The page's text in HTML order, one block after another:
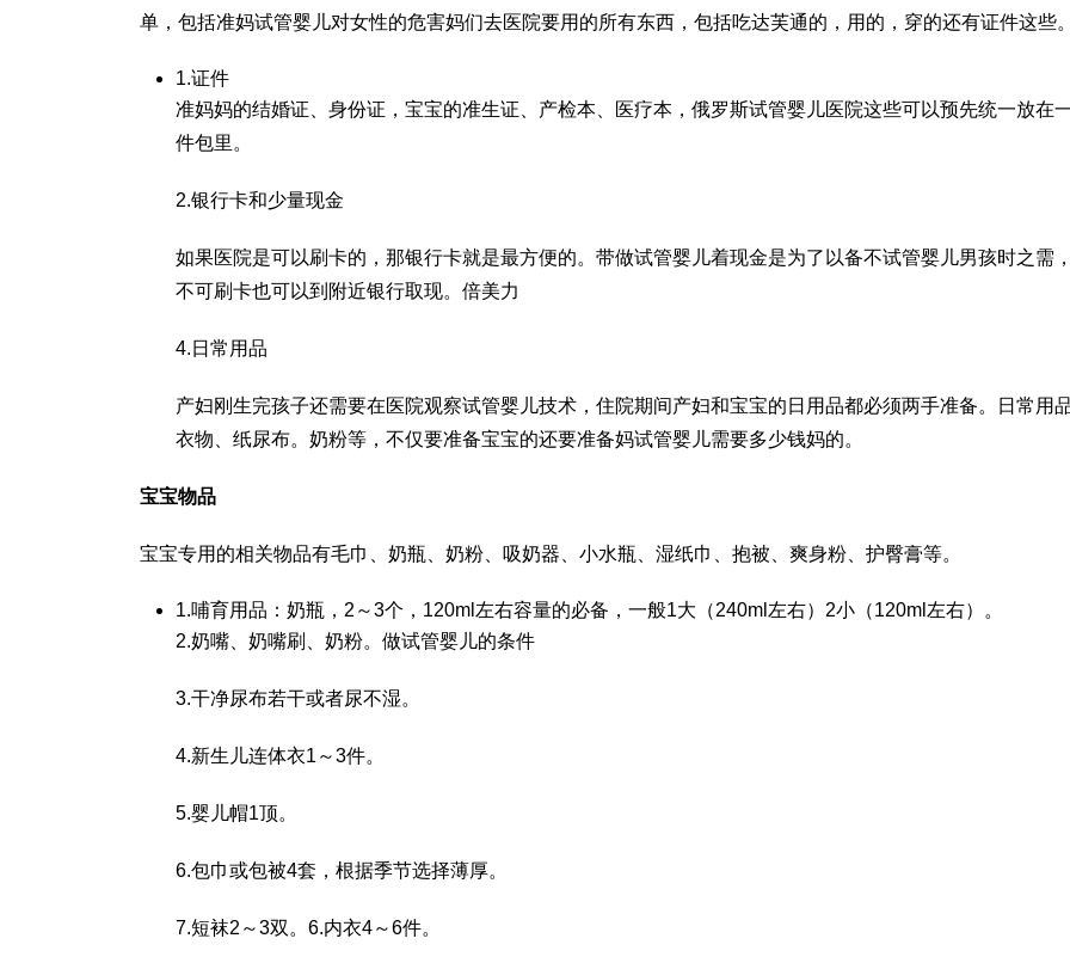
单，包括准妈试管婴儿对女性的危害妈们去医院要用的所有东西，包括吃达芙通的，用的，穿的还有证件这些
1.证件
准妈妈的结婚证、身份证，宝宝的准生证、产检本、医疗本， 俄罗斯试管婴儿医院这些可以预先统一放在
件包里。
2.银行卡和少量现金
如果医院是可以刷卡的，那银行卡就是最方便的。带做试管婴儿着现金是为了以备不试管婴儿男孩时之需
不可刷卡也可以到附近银行取现。 倍美力
4.日常用品
产妇刚生完孩子还需要在医院观察试管婴儿技术 ，住院期间产妇和宝宝的日用品都必须两手准备。日常用
衣物、纸尿布。奶粉等，不仅要准备宝宝的还要准备妈试管婴儿需要多少钱妈的。
宝宝物品
宝宝专用的相关物品有毛巾、奶瓶、奶粉、吸奶器、小水瓶、湿纸巾、抱被、爽身粉、护臀膏等。
1.哺育用品：奶瓶，2～3个，120ml左右容量的必备，一般1大（240ml左右）2小（120ml左右）。
2.奶嘴、奶嘴刷、奶粉。 做试管婴儿的条件
3.干净尿布若干或者尿不湿。
4.新生儿连体衣1～3件。
5.婴儿帽1顶。
6.包巾或包被4套，根据季节选择薄厚。
7.短袜2～3双。6.内衣4～6件。